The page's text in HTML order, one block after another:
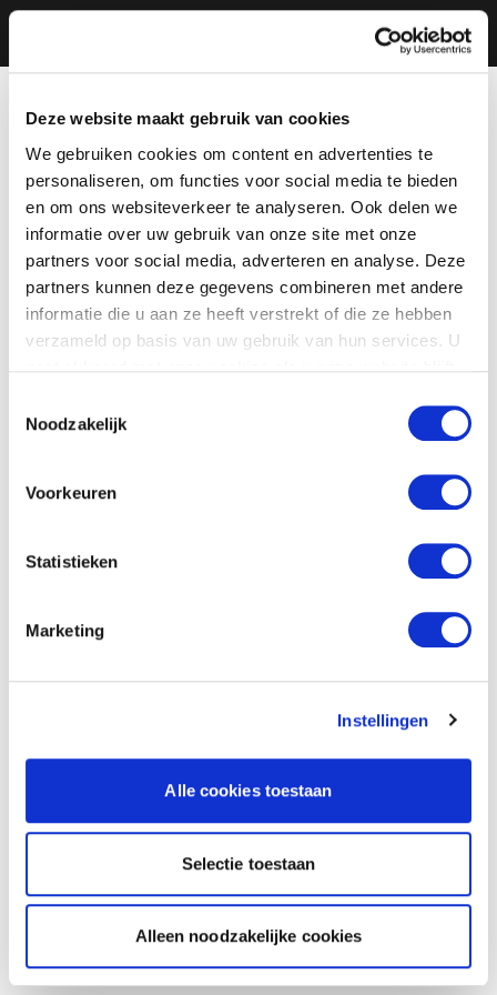
Deze website maakt gebruik van cookies
We gebruiken cookies om content en advertenties te
personaliseren, om functies voor social media te bieden
en om ons websiteverkeer te analyseren. Ook delen we
informatie over uw gebruik van onze site met onze
partners voor social media, adverteren en analyse. Deze
partners kunnen deze gegevens combineren met andere
informatie die u aan ze heeft verstrekt of die ze hebben
verzameld op basis van uw gebruik van hun services. U
Noodzakelijk
Voorkeuren
Statistieken
Marketing
Instellingen
Alle cookies toestaan
Selectie toestaan
Alleen noodzakelijke cookies